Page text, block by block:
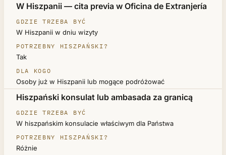
ŚCIEŻKA
GDZIE TRZEBA BYĆ
POTRZEBNY HISZPAŃSKI?
DLA KOGO
W Hiszpanii — cita previa w Oficina de Extranjería
W Hiszpanii w dniu wizyty
Tak
Osoby już w Hiszpanii lub mogące podróżować
Hiszpański konsulat lub ambasada za granicą
W hiszpańskim konsulacie właściwym dla Państwa
Różnie